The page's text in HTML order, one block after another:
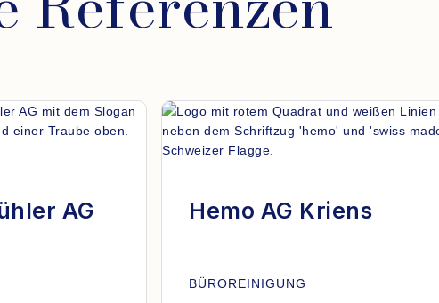
AG
Hemo AG Kriens
BÜROREINIGUNG